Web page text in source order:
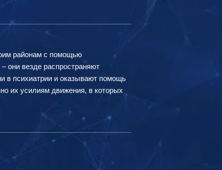
районам с помощью
они везде распространяют
в психиатрии и оказывают помощь
их усилиям движения, в которых